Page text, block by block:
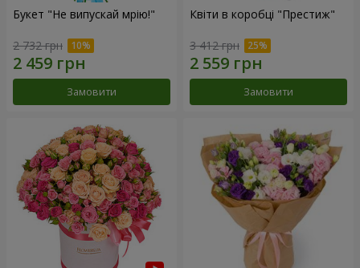
Букет "Не випускай мрію!"
2 732 грн
Замовити
Квіти в коробці "Престиж"
3 412 грн
Замовити